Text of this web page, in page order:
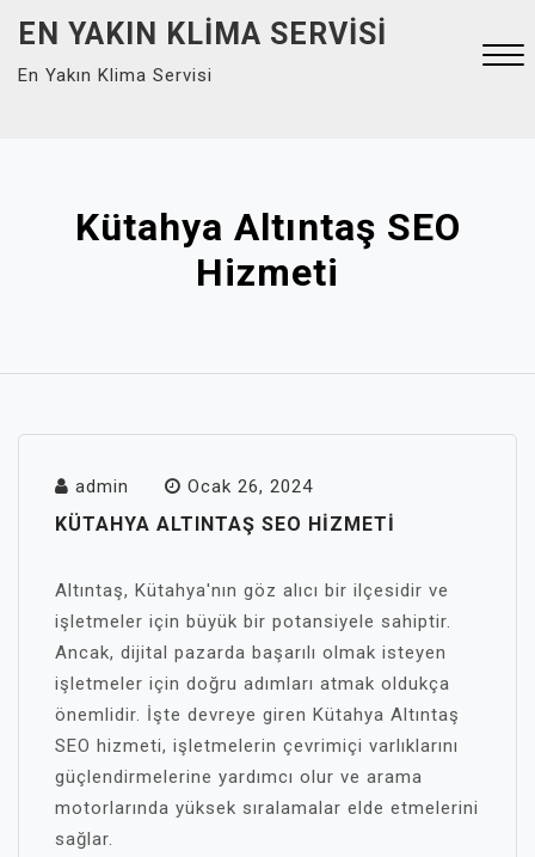
content
EN YAKIN KLIMA SERVISI
En Yakın Klima Servisi
Kütahya Altıntaş SEO
Hizmeti
admin Ocak 26, 2024
KÜTAHYA ALTINTAŞ SEO HIZMETI
Altıntaş, Kütahya'nın göz alıcı bir ilçesidir ve
işletmeler için büyük bir potansiyele sahiptir.
Ancak, dijital pazarda başarılı olmak isteyen
işletmeler için doğru adımları atmak oldukça
önemlidir. İşte devreye giren Kütahya Altıntaş
SEO hizmeti, işletmelerin çevrimiçi varlıklarını
güçlendirmelerine yardımcı olur ve arama
motorlarında yüksek sıralamalar elde etmelerini
sağlar.